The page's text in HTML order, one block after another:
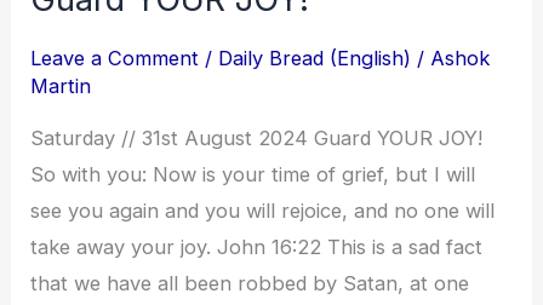
Leave a Comment / Daily Bread (English) / Ashok
Martin
Saturday // 31st August 2024 Guard YOUR JOY!
So with you: Now is your time of grief, but I will
see you again and you will rejoice, and no one will
take away your joy. John 16:22 This is a sad fact
that we have all been robbed by Satan, at one
JOY!